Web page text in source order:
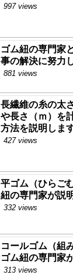
997 views
ゴム紐の専門家
事の解決に努力
881 views
長繊維の糸の太
や長さ（ｍ）を
方法を説明しま
427 views
平ゴム（ひらご
紐の専門家が説
332 views
コールゴム（組
ゴム紐の専門家
313 views